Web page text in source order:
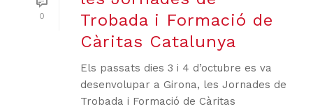
0
Trobada i Formació de
Càritas Catalunya
Els passats dies 3 i 4 d’octubre es va
desenvolupar a Girona, les Jornades de
Trobada i Formació de Càritas